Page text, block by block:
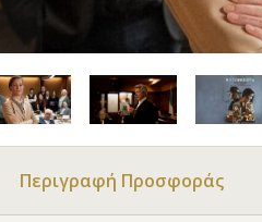
Περιγραφή Προσφοράς